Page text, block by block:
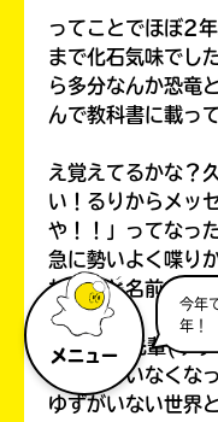
メニュー
今年
年！
ってことでほぼ2
まで化石気味でし
ら多分なんか恐竜
んで教科書に載っ
え覚えてるかな？
い！るりからメッ
や！！」ってなっ
急に勢いよく喋り
ね。あと名前も昔
ゆず葉先輩(ゆず
えなんでいなくな
ゆずがいない世界